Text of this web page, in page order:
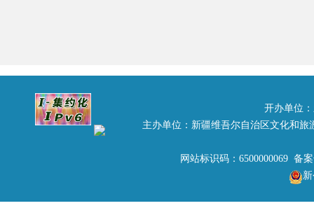
（二）贯彻落实安全生
（三）风险防控和隐患
（四）健全和落实安全
（五）健全安全监管体
开办单位
主办单位：新疆维吾尔自治区文化和
网站标识码：6500000069 备